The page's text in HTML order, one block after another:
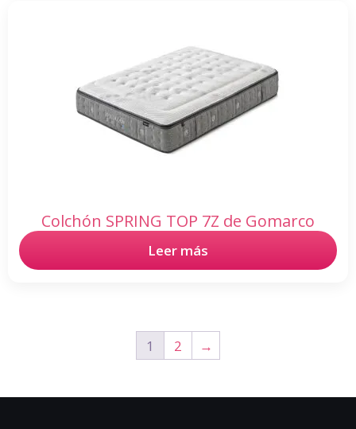
Colchón SPRING TOP 7Z de Gomarco
Leer más
1 2 →